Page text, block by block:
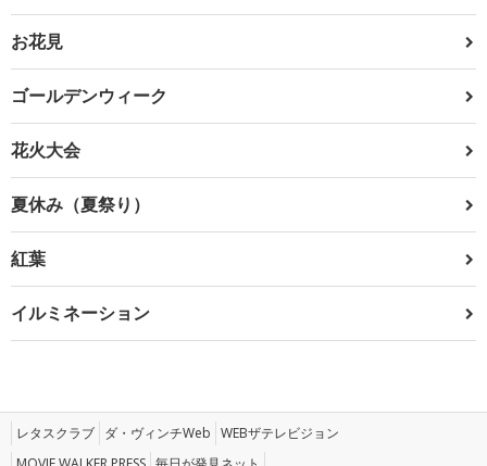
お花見
ゴールデンウィーク
花火大会
夏休み（夏祭り）
紅葉
イルミネーション
レタスクラブ ダ・ヴィンチWeb WEBザテレビジョン